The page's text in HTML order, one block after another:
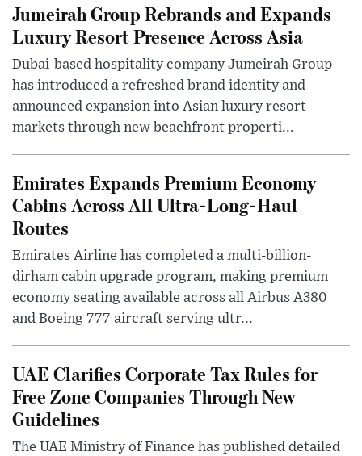
Jumeirah Group Rebrands and Expands
Luxury Resort Presence Across Asia
Dubai-based hospitality company Jumeirah Group
has introduced a refreshed brand identity and
announced expansion into Asian luxury resort
markets through new beachfront properti...
Emirates Expands Premium Economy
Cabins Across All Ultra-Long-Haul
Routes
Emirates Airline has completed a multi-billion-
dirham cabin upgrade program, making premium
economy seating available across all Airbus A380
and Boeing 777 aircraft serving ultr...
UAE Clarifies Corporate Tax Rules for
Free Zone Companies Through New
Guidelines
The UAE Ministry of Finance has published detailed